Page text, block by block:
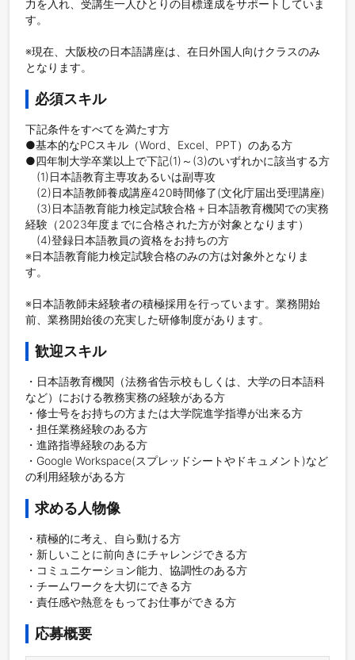
力を入れ、受講生一人ひとりの目標達成をサポートしていま
す。
※現在、大阪校の日本語講座は、在日外国人向けクラスのみ
となります。
必須スキル
下記条件をすべてを満たす方
●基本的なPCスキル（Word、Excel、PPT）のある方
●四年制大学卒業以上で下記(1)～(3)のいずれかに該当する方
(1)日本語教育主専攻あるいは副専攻
(2)日本語教師養成講座420時間修了(文化庁届出受理講座)
(3)日本語教育能力検定試験合格＋日本語教育機関での実務
経験（2023年度までに合格された方が対象となります）
(4)登録日本語教員の資格をお持ちの方
※日本語教育能力検定試験合格のみの方は対象外となりま
す。
※日本語教師未経験者の積極採用を行っています。業務開始
歓迎スキル
・日本語教育機関（法務省告示校もしくは、大学の日本語科
など）における教務実務の経験がある方
・修士号をお持ちの方または大学院進学指導が出来る方
・担任業務経験のある方
・進路指導経験のある方
・Google Workspace(スプレッドシートやドキュメント)など
の利用経験がある方
求める人物像
・積極的に考え、自ら動ける方
・新しいことに前向きにチャレンジできる方
・コミュニケーション能力、協調性のある方
・チームワークを大切にできる方
・責任感や熱意をもってお仕事ができる方
応募概要